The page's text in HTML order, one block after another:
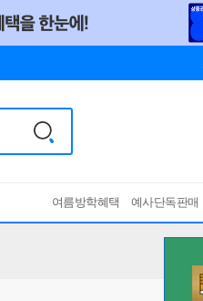
여름방학혜택 예사단독판매